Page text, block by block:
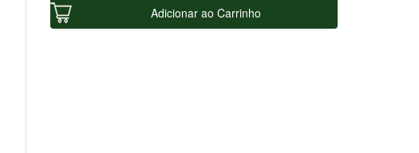
Adicionar ao Carrinho